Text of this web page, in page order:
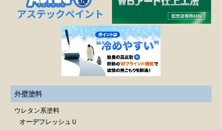
どこまでが無料相談になるのですか？
施工は下請け業者に依頼されるのですか？
見積もりを依頼する際、必要なものはありますか？
外壁塗料
ウレタン系塗料
オーデフレッシュＵ